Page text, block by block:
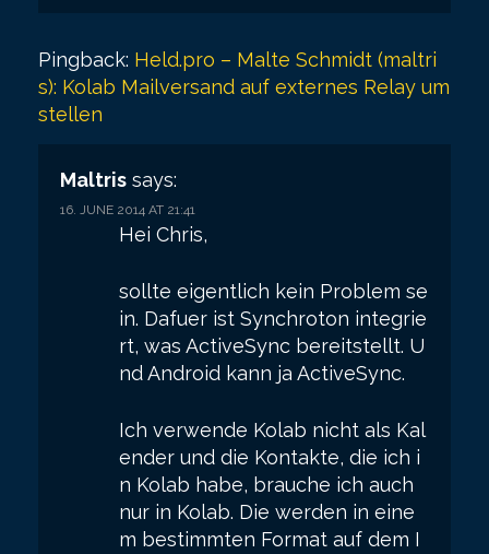
Pingback: Held.pro – Malte Schmidt (maltri
s): Kolab Mailversand auf externes Relay um
stellen
Maltris says:
16. JUNE 2014 AT 21:41
Hei Chris,
sollte eigentlich kein Problem se
in. Dafuer ist Synchroton integrie
rt, was ActiveSync bereitstellt. U
nd Android kann ja ActiveSync.
Ich verwende Kolab nicht als Kal
ender und die Kontakte, die ich i
n Kolab habe, brauche ich auch
nur in Kolab. Die werden in eine
m bestimmten Format auf dem I